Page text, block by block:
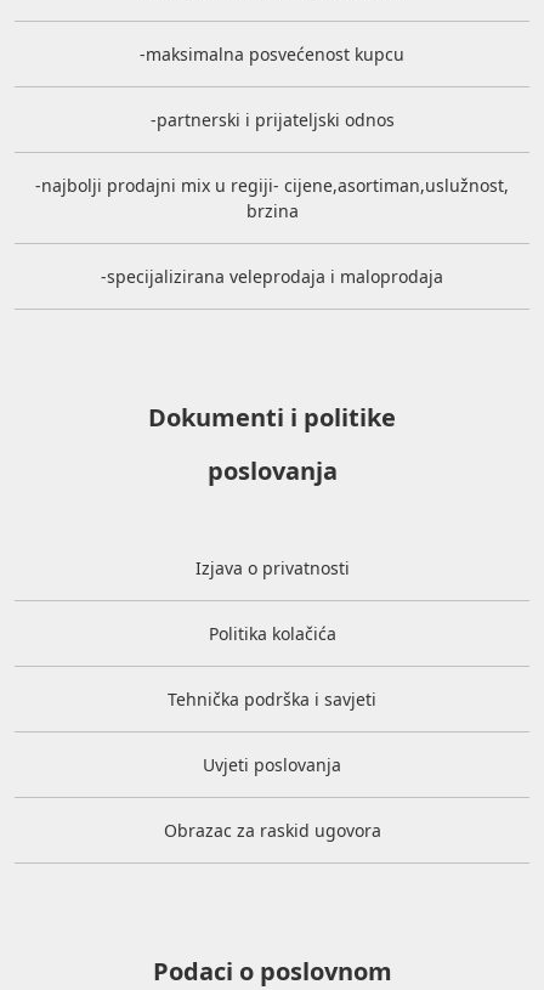
-maksimalna posvećenost kupcu
-partnerski i prijateljski odnos
-najbolji prodajni mix u regiji- cijene,asortiman,uslužnost,
brzina
-specijalizirana veleprodaja i maloprodaja
Dokumenti i politike
poslovanja
Izjava o privatnosti
Politika kolačića
Tehnička podrška i savjeti
Uvjeti poslovanja
Obrazac za raskid ugovora
Podaci o poslovnom